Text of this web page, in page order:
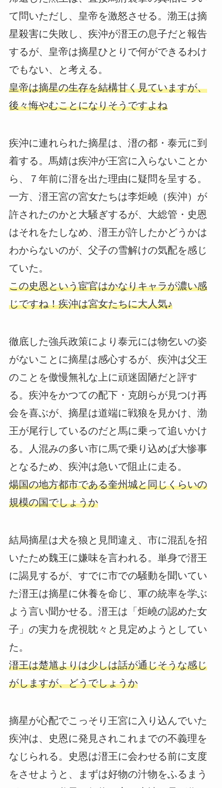
て問いただし、皇帝を激怒させる。渤王は摘
星殺害に失敗し、疾沖が溍王の息子だと報告
するが、皇帝は摘星ひとりで何ができるわけ
でもない、と考える。
皇帝は摘星の生存を結構甘く見ていますが、
後々悔やむことになりそうですよね
疾沖に連れられた摘星は、溍の都・泰元に到
着する。馬婧は疾沖が王宮に入らないことか
ら、７年前に溍を出た理由に疑問を呈する。
一方、溍王宮の宮女たちは李炬嶢（疾沖）が
許されたのかと大騒ぎするが、大総管・史恩
はそれをたしなめ、溍王が許したかどうかは
わからないのが、父子の雪解けの気配を感じ
ていた。
この史恩という宦官はかなりキャラが濃い感
じですね！疾沖は宮女たちに大人気♪
徹底した強兵政策により泰元には物乞いの姿
がないことに摘星は感心するが、疾沖は父王
のことを傲慢無礼な上に頑迷固陋だと評す
る。疾沖をかつての配下・克朗らが見つけ再
会を喜ぶが、摘星は道端に戦狼を見かけ、渤
王が尾行しているのだと馬に乗って追いかけ
る。人混みの多い市に馬で乗り込めば大惨事
となるため、疾沖は急いで阻止に走る。
煬国の地方都市である奎州城と同じくらいの
規模の国でしょうか
結局摘星は犬を狼と見間違え、市に混乱を招
いたため魏王に嫌味を言われる。単身で溍王
に謁見するが、すでに市での騒動を聞いてい
た溍王は摘星に休養を命じ、軍の統率を学ぶ
よう言い聞かせる。溍王は「炬嶢の認めた女
子」の実力を虎視眈々と見定めようとしてい
た。
溍王は楚馗よりは少しは話が通じそうな感じ
がしますが、どうでしょうか
摘星が心配でこっそり王宮に入り込んでいた
疾沖は、史恩に発見されこれまでの不義理を
なじられる。史恩は溍王に会わせる前に支度
をさせようと、まずは好物の汁物をふるまう